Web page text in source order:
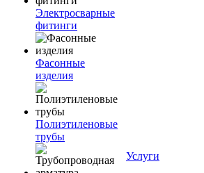
Электросварные
фитинги
Фасонные
изделия
Полиэтиленовые
трубы
Услуги